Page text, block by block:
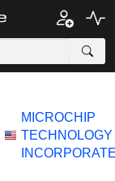
MICROCHIP
TECHNOLOGY